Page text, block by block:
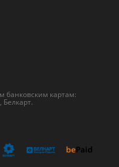
картам:
Белкарт.